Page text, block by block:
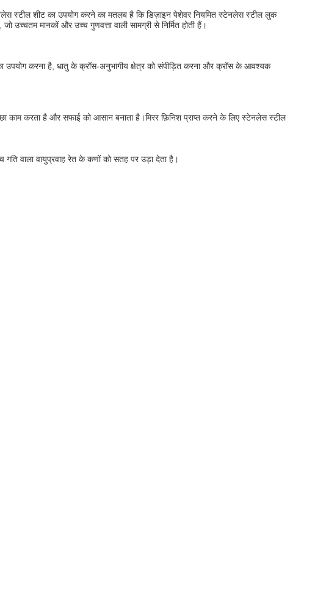
स्टील शीट का उपयोग करने का मतलब है कि डिज़ाइन पेशेवर नियमित स्टेनलेस स्टील लुक
मानकों और उच्च गुणवत्ता वाली सामग्री से निर्मित होती हैं।
करना है, धातु के क्रॉस-अनुभागीय क्षेत्र को संपीड़ित करना और क्रॉस के आवश्यक
काम करता है और सफाई को आसान बनाता है।मिरर फ़िनिश प्राप्त करने के लिए स्टेनलेस स्टील
वाला वायुप्रवाह रेत के कणों को सतह पर उड़ा देता है।